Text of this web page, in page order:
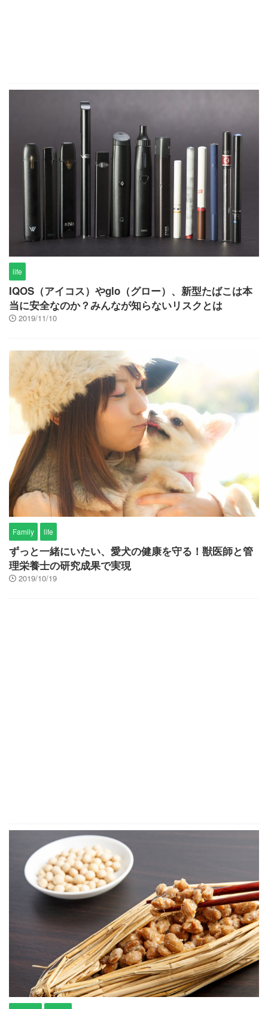
life
IQOS（アイコス）やglo（グロー）、新型たばこは本
当に安全なのか？みんなが知らないリスクとは
2019/11/10
Family life
ずっと一緒にいたい、愛犬の健康を守る！獣医師と管
理栄養士の研究成果で実現
2019/10/19